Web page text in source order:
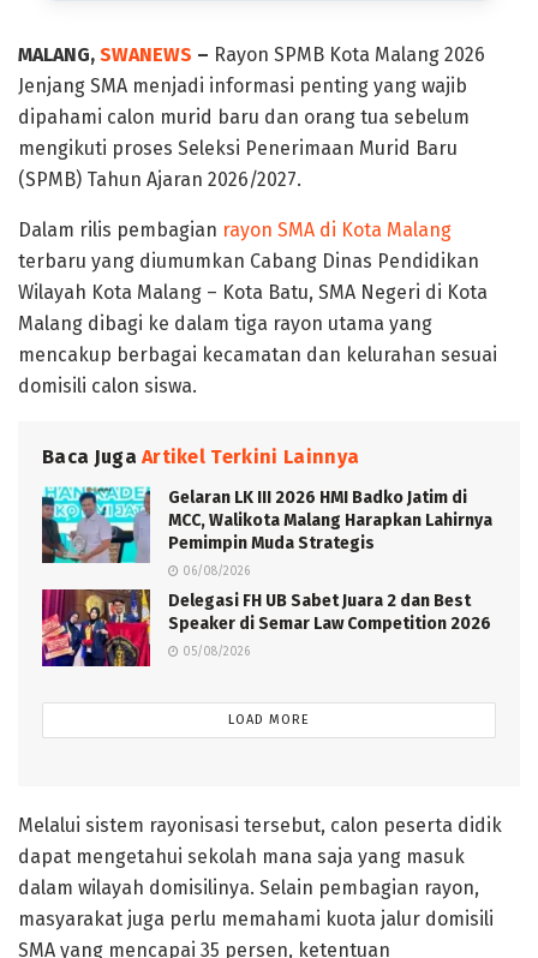
MALANG, SWANEWS – Rayon SPMB Kota Malang 2026
Jenjang SMA menjadi informasi penting yang wajib
dipahami calon murid baru dan orang tua sebelum
mengikuti proses Seleksi Penerimaan Murid Baru
(SPMB) Tahun Ajaran 2026/2027.
Dalam rilis pembagian rayon SMA di Kota Malang
terbaru yang diumumkan Cabang Dinas Pendidikan
Wilayah Kota Malang – Kota Batu, SMA Negeri di Kota
Malang dibagi ke dalam tiga rayon utama yang
mencakup berbagai kecamatan dan kelurahan sesuai
domisili calon siswa.
Baca Juga Artikel Terkini Lainnya
Gelaran LK III 2026 HMI Badko Jatim di
MCC, Walikota Malang Harapkan Lahirnya
Pemimpin Muda Strategis
06/08/2026
Delegasi FH UB Sabet Juara 2 dan Best
Speaker di Semar Law Competition 2026
05/08/2026
LOAD MORE
Melalui sistem rayonisasi tersebut, calon peserta didik
dapat mengetahui sekolah mana saja yang masuk
dalam wilayah domisilinya. Selain pembagian rayon,
masyarakat juga perlu memahami kuota jalur domisili
SMA yang mencapai 35 persen, ketentuan